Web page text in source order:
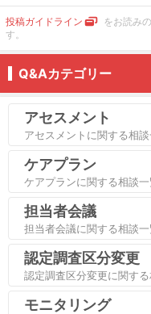
投稿ガイドライン
をお読み
す。
Q&Aカテゴリー
アセスメント
アセスメントに関する相
ケアプラン
ケアプランに関する相談一
担当者会議
担当者会議に関する相談一
認定調査区分変更
認定調査区分変更に関す
モニタリング